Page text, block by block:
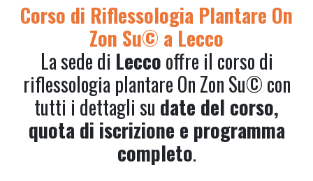
Corso di Riflessologia Plantare On
Zon Su© a Lecco
La sede di Leccooffre il corso di
riflessologia plantare On Zon Su© con
tutti i dettagli su date del corso,
quota di iscrizione e programma
completo.